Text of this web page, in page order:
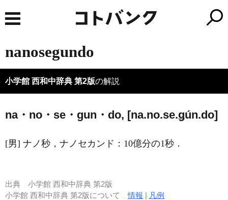
nanosegundo
小学館 西和中辞典 第2版の解説
na・no・se・gun・do, [na.no.se.ǥún.do]
[男] ナノ秒，ナノセカンド：10億分の1秒．
出典 小学館 西和中辞典 第2版
小学館 西和中辞典 第2版について情報 | 凡例